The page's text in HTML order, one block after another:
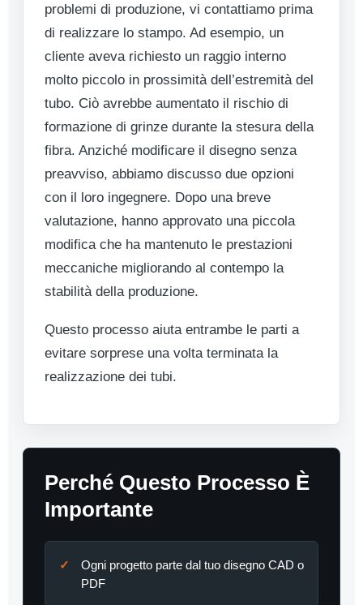
problemi di produzione, vi contattiamo prima
di realizzare lo stampo. Ad esempio, un
cliente aveva richiesto un raggio interno
molto piccolo in prossimità dell’estremità del
tubo. Ciò avrebbe aumentato il rischio di
formazione di grinze durante la stesura della
fibra. Anziché modificare il disegno senza
preavviso, abbiamo discusso due opzioni
con il loro ingegnere. Dopo una breve
valutazione, hanno approvato una piccola
modifica che ha mantenuto le prestazioni
meccaniche migliorando al contempo la
stabilità della produzione.
Questo processo aiuta entrambe le parti a
evitare sorprese una volta terminata la
realizzazione dei tubi.
Perché Questo Processo È
Importante
Ogni progetto parte dal tuo disegno CAD o
PDF